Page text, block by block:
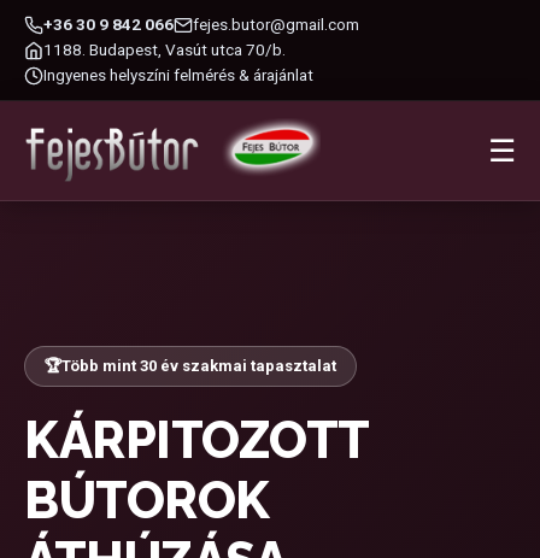
+36 30 9 842 066
fejes.butor@gmail.com
1188. Budapest, Vasút utca 70/b.
Ingyenes helyszíni felmérés & árajánlat
☰
🏆Több mint 30 év szakmai tapasztalat
KÁRPITOZOTT
BÚTOROK